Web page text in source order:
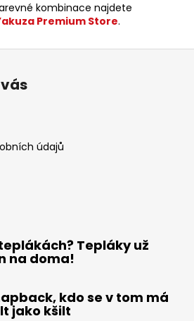
kombinace najdete
Premium Store.
údajů
Tepláky už
na doma!
kdo se v tom má
jako kšilt